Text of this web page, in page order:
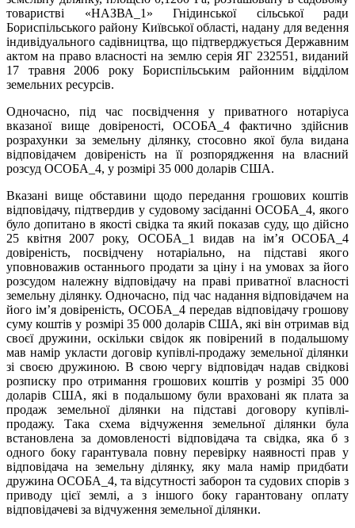
товаристві «НАЗВА_1» Гнідинської сільської ради
Бориспільського району Київської області, надану для ведення
індивідуального садівництва, що підтверджується Державним
актом на право власності на землю серія ЯГ 232551, виданий
17 травня 2006 року Бориспільським районним відділом
земельних ресурсів.
Одночасно, під час посвідчення у приватного нотаріуса
вказаної вище довіреності, ОСОБА_4 фактично здійснив
розрахунки за земельну ділянку, стосовно якої була видана
відповідачем довіреність на її розпорядження на власний
розсуд ОСОБА_4, у розмірі 35 000 доларів США.
Вказані вище обставини щодо передання грошових коштів
відповідачу, підтвердив у судовому засіданні ОСОБА_4, якого
було допитано в якості свідка та який показав суду, що дійсно
25 квітня 2007 року, ОСОБА_1 видав на ім’я ОСОБА_4
довіреність, посвідчену нотаріально, на підставі якого
уповноважив останнього продати за ціну і на умовах за його
розсудом належну відповідачу на праві приватної власності
земельну ділянку. Одночасно, під час надання відповідачем на
його ім’я довіреність, ОСОБА_4 передав відповідачу грошову
суму коштів у розмірі 35 000 доларів США, які він отримав від
своєї дружини, оскільки свідок як повірений в подальшому
мав намір укласти договір купівлі-продажу земельної ділянки
зі своєю дружиною. В свою чергу відповідач надав свідкові
розписку про отримання грошових коштів у розмірі 35 000
доларів США, які в подальшому були враховані як плата за
продаж земельної ділянки на підставі договору купівлі-
продажу. Така схема відчуження земельної ділянки була
встановлена за домовленості відповідача та свідка, яка б з
одного боку гарантувала повну перевірку наявності прав у
відповідача на земельну ділянку, яку мала намір придбати
дружина ОСОБА_4, та відсутності заборон та судових спорів з
приводу цієї землі, а з іншого боку гарантовану оплату
відповідачеві за відчуження земельної ділянки.